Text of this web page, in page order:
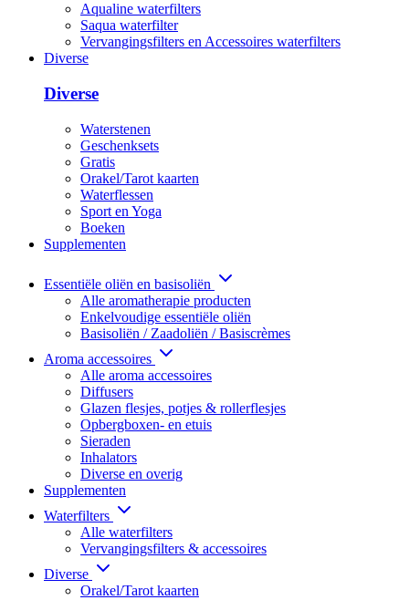
Aqualine waterfilters
Saqua waterfilter
Vervangingsfilters en Accessoires waterfilters
Diverse
Diverse
Waterstenen
Geschenksets
Gratis
Orakel/Tarot kaarten
Waterflessen
Sport en Yoga
Boeken
Supplementen
Essentiële oliën en basisoliën
Alle aromatherapie producten
Enkelvoudige essentiële oliën
Basisoliën / Zaadoliën / Basiscrèmes
Aroma accessoires
Alle aroma accessoires
Diffusers
Glazen flesjes, potjes & rollerflesjes
Opbergboxen- en etuis
Sieraden
Inhalators
Diverse en overig
Supplementen
Waterfilters
Alle waterfilters
Vervangingsfilters & accessoires
Diverse
Orakel/Tarot kaarten